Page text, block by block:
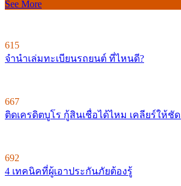
See More
615
จำนำเล่มทะเบียนรถยนต์ ที่ไหนดี?
667
ติดเครดิตบูโร กู้สินเชื่อได้ไหม เคลียร์ให้ชั
692
4 เทคนิคที่ผู้เอาประกันภัยต้องรู้